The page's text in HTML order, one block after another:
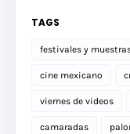
TAGS
festivales y
cine mexicano
viernes de videos
camaradas